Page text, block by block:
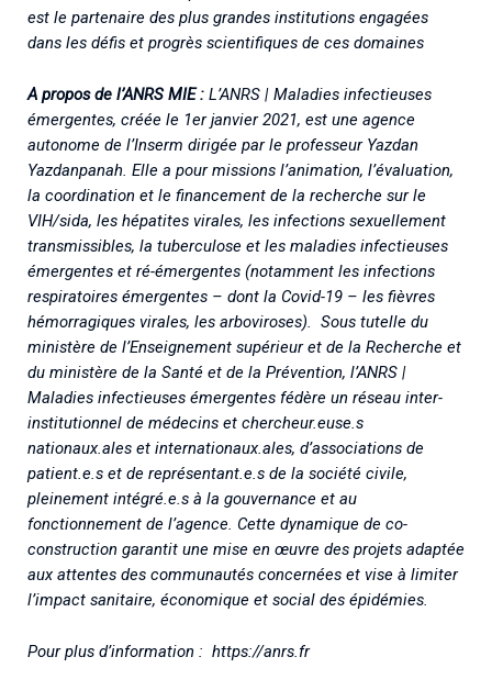
est le partenaire des plus grandes institutions engagées
dans les défis et progrès scientifiques de ces domaines
A propos de l’ANRS MIE : L’ANRS | Maladies infectieuses
émergentes, créée le 1er janvier 2021, est une agence
autonome de l’Inserm dirigée par le professeur Yazdan
Yazdanpanah. Elle a pour missions l’animation, l’évaluation,
la coordination et le financement de la recherche sur le
VIH/sida, les hépatites virales, les infections sexuellement
transmissibles, la tuberculose et les maladies infectieuses
émergentes et ré-émergentes (notamment les infections
respiratoires émergentes – dont la Covid-19 – les fièvres
hémorragiques virales, les arboviroses). Sous tutelle du
ministère de l’Enseignement supérieur et de la Recherche et
du ministère de la Santé et de la Prévention, l’ANRS |
Maladies infectieuses émergentes fédère un réseau inter-
institutionnel de médecins et chercheur.euse.s
nationaux.ales et internationaux.ales, d’associations de
patient.e.s et de représentant.e.s de la société civile,
pleinement intégré.e.s à la gouvernance et au
fonctionnement de l’agence. Cette dynamique de co-
construction garantit une mise en œuvre des projets adaptée
aux attentes des communautés concernées et vise à limiter
l’impact sanitaire, économique et social des épidémies.
Pour plus d’information : https://anrs.fr